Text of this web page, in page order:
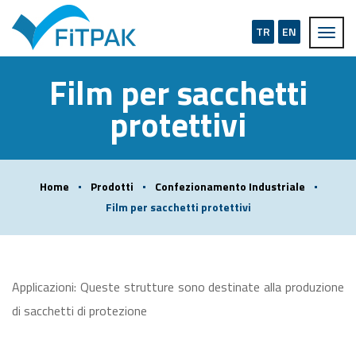
EN
TR
Film per sacchetti
protettivi
Home Prodotti
Confezionamento Industriale
Film per sacchetti protettivi
Applicazioni: Queste strutture sono destinate alla produzione
di sacchetti di protezione